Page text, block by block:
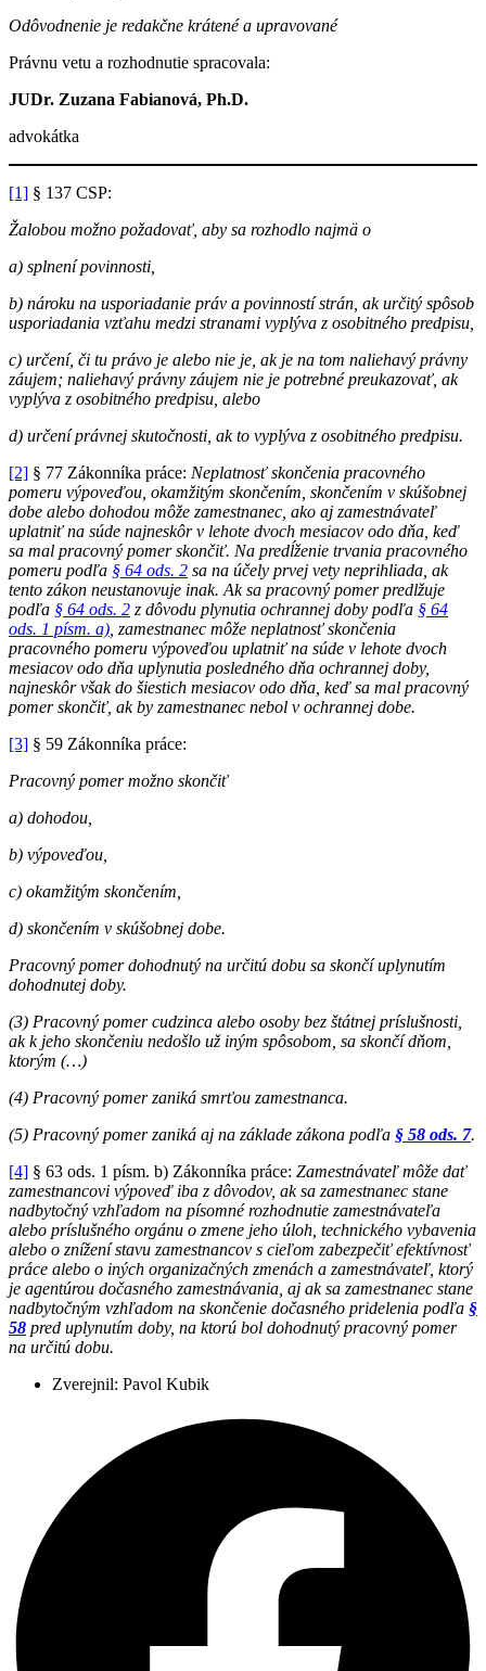
Odôvodnenie je redakčne krátené a upravované
Právnu vetu a rozhodnutie spracovala:
JUDr. Zuzana Fabianová, Ph.D.
advokátka
[1] § 137 CSP:
Žalobou možno požadovať, aby sa rozhodlo najmä o
a) splnení povinnosti,
b) nároku na usporiadanie práv a povinností strán, ak určitý spôsob
usporiadania vzťahu medzi stranami vyplýva z osobitného predpisu,
c) určení, či tu právo je alebo nie je, ak je na tom naliehavý právny
záujem; naliehavý právny záujem nie je potrebné preukazovať, ak
vyplýva z osobitného predpisu, alebo
d) určení právnej skutočnosti, ak to vyplýva z osobitného predpisu.
[2] § 77 Zákonníka práce: Neplatnosť skončenia pracovného
pomeru výpoveďou, okamžitým skončením, skončením v skúšobnej
dobe alebo dohodou môže zamestnanec, ako aj zamestnávateľ
uplatniť na súde najneskôr v lehote dvoch mesiacov odo dňa, keď
sa mal pracovný pomer skončiť. Na predĺženie trvania pracovného
pomeru podľa § 64 ods. 2 sa na účely prvej vety neprihliada, ak
tento zákon neustanovuje inak. Ak sa pracovný pomer predlžuje
podľa § 64 ods. 2 z dôvodu plynutia ochrannej doby podľa § 64
ods. 1 písm. a) , zamestnanec môže neplatnosť skončenia
pracovného pomeru výpoveďou uplatniť na súde v lehote dvoch
mesiacov odo dňa uplynutia posledného dňa ochrannej doby,
najneskôr však do šiestich mesiacov odo dňa, keď sa mal pracovný
pomer skončiť, ak by zamestnanec nebol v ochrannej dobe.
[3] § 59 Zákonníka práce:
Pracovný pomer možno skončiť
a) dohodou,
b) výpoveďou,
c) okamžitým skončením,
d) skončením v skúšobnej dobe.
Pracovný pomer dohodnutý na určitú dobu sa skončí uplynutím
dohodnutej doby.
(3) Pracovný pomer cudzinca alebo osoby bez štátnej príslušnosti,
ak k jeho skončeniu nedošlo už iným spôsobom, sa skončí dňom,
ktorým (…)
(4) Pracovný pomer zaniká smrťou zamestnanca.
(5) Pracovný pomer zaniká aj na základe zákona podľa § 58 ods. 7.
[4] § 63 ods. 1 písm. b) Zákonníka práce: Zamestnávateľ môže dať
zamestnancovi výpoveď iba z dôvodov, ak sa zamestnanec stane
nadbytočný vzhľadom na písomné rozhodnutie zamestnávateľa
alebo príslušného orgánu o zmene jeho úloh, technického vybavenia
alebo o znížení stavu zamestnancov s cieľom zabezpečiť efektívnosť
práce alebo o iných organizačných zmenách a zamestnávateľ, ktorý
je agentúrou dočasného zamestnávania, aj ak sa zamestnanec stane
nadbytočným vzhľadom na skončenie dočasného pridelenia podľa §
58 pred uplynutím doby, na ktorú bol dohodnutý pracovný pomer
na určitú dobu.
Zverejnil: Pavol Kubik